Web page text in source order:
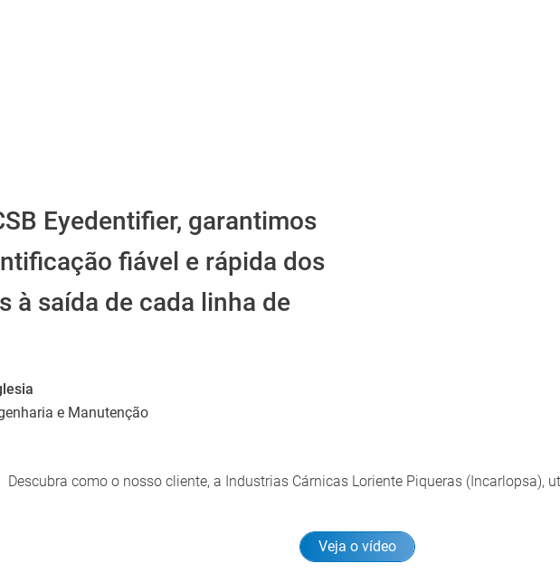
Eyedentifier, garantimos
fiável e rápida dos
à saída de cada linha de
e Manutenção
Descubra como o nosso cliente, a Industrias Cárnicas Loriente Piqueras (Incarlopsa),
Veja o vídeo